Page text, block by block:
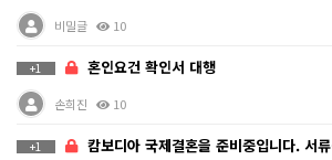
비밀글 10
+1 혼인요건 확인서 대행
손희진 10
+1 캄보디아 국제결혼을 준비중입니다. 서류대행에 대한 문의…